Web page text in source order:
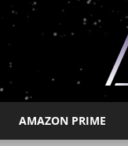
AMAZON PRIME